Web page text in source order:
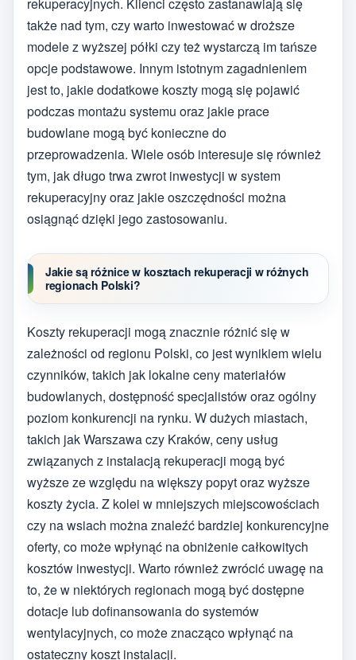
także nad tym, czy warto inwestować w droższe
modele z wyższej półki czy też wystarczą im tańsze
opcje podstawowe. Innym istotnym zagadnieniem
jest to, jakie dodatkowe koszty mogą się pojawić
podczas montażu systemu oraz jakie prace
budowlane mogą być konieczne do
przeprowadzenia. Wiele osób interesuje się również
tym, jak długo trwa zwrot inwestycji w system
rekuperacyjny oraz jakie oszczędności można
osiągnąć dzięki jego zastosowaniu.
Jakie są różnice w kosztach rekuperacji w różnych
regionach Polski?
Koszty rekuperacji mogą znacznie różnić się w
zależności od regionu Polski, co jest wynikiem wielu
czynników, takich jak lokalne ceny materiałów
budowlanych, dostępność specjalistów oraz ogólny
poziom konkurencji na rynku. W dużych miastach,
takich jak Warszawa czy Kraków, ceny usług
związanych z instalacją rekuperacji mogą być
wyższe ze względu na większy popyt oraz wyższe
koszty życia. Z kolei w mniejszych miejscowościach
czy na wsiach można znaleźć bardziej konkurencyjne
oferty, co może wpłynąć na obniżenie całkowitych
kosztów inwestycji. Warto również zwrócić uwagę na
to, że w niektórych regionach mogą być dostępne
dotacje lub dofinansowania do systemów
wentylacyjnych, co może znacząco wpłynąć na
ostateczny koszt instalacji.